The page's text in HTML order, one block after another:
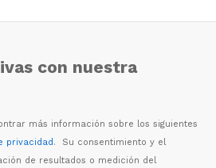
con nuestra
más información sobre los siguientes
privacidad. Su consentimiento y el
ón de resultados o medición del